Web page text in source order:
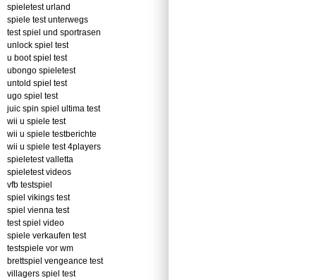
spieletest urland
spiele test unterwegs
test spiel und sportrasen
unlock spiel test
u boot spiel test
ubongo spieletest
untold spiel test
ugo spiel test
juic spin spiel ultima test
wii u spiele test
wii u spiele testberichte
wii u spiele test 4players
spieletest valletta
spieletest videos
vfb testspiel
spiel vikings test
spiel vienna test
test spiel video
spiele verkaufen test
testspiele vor wm
brettspiel vengeance test
villagers spiel test